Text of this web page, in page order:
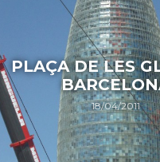
PLAÇA DE LES
18/04/2011